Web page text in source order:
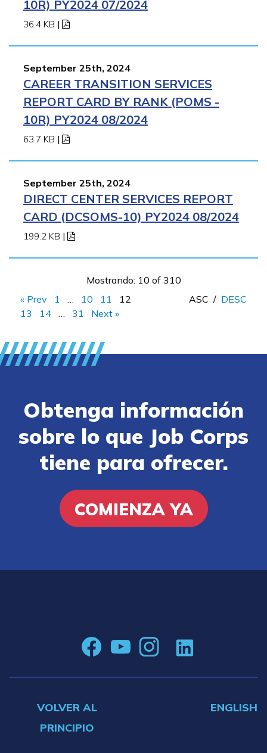
10R) PY2024 07/2024
36.4 KB |
September 25th, 2024
CAREER TRANSITION SERVICES
REPORT CARD BY RANK (POMS -
10R) PY2024 08/2024
63.7 KB |
September 25th, 2024
DIRECT CENTER SERVICES REPORT
CARD (DCSOMS-10) PY2024 08/2024
199.2 KB |
Mostrando: 10 of 310
« Prev
1 10 11
12
13
14 31 Next »
ASC / DESC
Obtenga información
sobre lo que Job Corps
tiene para ofrecer.
COMIENZA YA
VOLVER AL
PRINCIPIO
ENGLISH